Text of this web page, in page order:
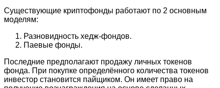
Существующие криптофонды работают по 2 основным
моделям:
Разновидность хедж-фондов.
Паевые фонды.
Последние предполагают продажу личных токенов
фонда. При покупке определённого количества токенов
инвестор становится пайщиком. Он имеет право на